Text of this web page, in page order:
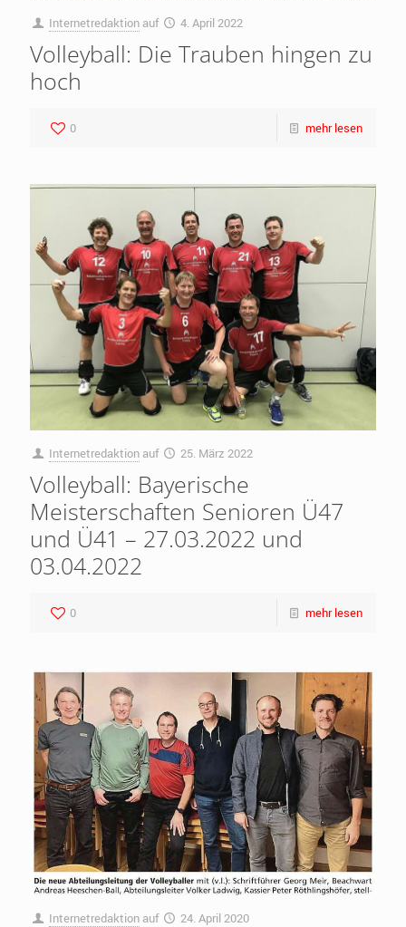
Internetredaktion auf 4. April 2022
Volleyball: Die Trauben hingen zu
hoch
0 mehr lesen
Internetredaktion auf 25. März 2022
Volleyball: Bayerische
Meisterschaften Senioren Ü47
und Ü41 – 27.03.2022 und
03.04.2022
0 mehr lesen
Internetredaktion auf 24. April 2020